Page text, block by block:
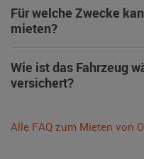
Für welche Zwecke
mieten?
Wie ist das Fahrzeug
versichert?
Alle FAQ zum Mieten von